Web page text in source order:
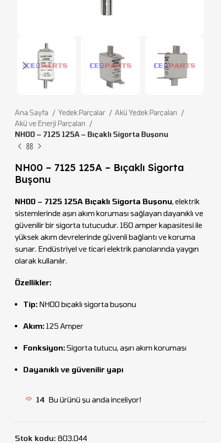
Ana Sayfa Yedek Parçalar
Akü Yedek Parçaları
Akü ve Enerji Parçaları
NH00 – 7125 125A – Bıçaklı Sigorta Buşonu
NH00 – 7125 125A – Bıçaklı Sigorta
Buşonu
NH00 – 7125 125A Bıçaklı Sigorta Buşonu, elektrik
sistemlerinde aşırı akım koruması sağlayan dayanıklı ve
güvenilir bir sigorta tutucudur. 160 amper kapasitesi ile
yüksek akım devrelerinde güvenli bağlantı ve koruma
sunar. Endüstriyel ve ticari elektrik panolarında yaygın
olarak kullanılır.
Özellikler:
Tip: NH00 bıçaklı sigorta buşonu
Akım: 125 Amper
Fonksiyon:Sigorta tutucu, aşırı akım koruması
Dayanıklı ve güvenilir yapı
14 Bu ürünü şu anda inceliyor!
Stok kodu: 803.044